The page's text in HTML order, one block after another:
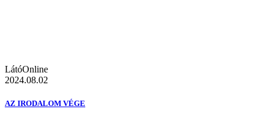
LátóOnline
2024.08.02
AZ IRODALOM VÉGE